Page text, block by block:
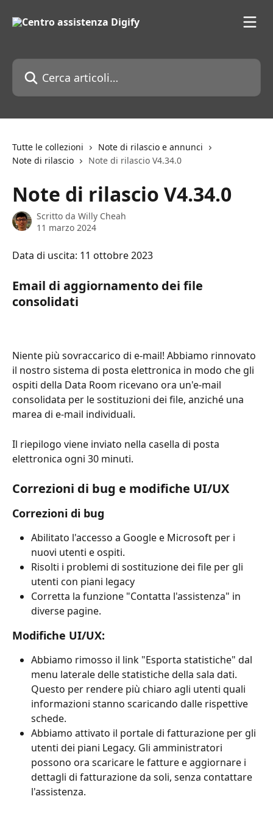
Cerca articoli…
Tutte le collezioni
Note di rilascio e annunci
Note di rilascio
Note di rilascio V4.34.0
Note di rilascio V4.34.0
Scritto da Willy Cheah
11 marzo 2024
Data di uscita: 11 ottobre 2023
Email di aggiornamento dei file
consolidati
Niente più sovraccarico di e-mail! Abbiamo rinnovato
il nostro sistema di posta elettronica in modo che gli
ospiti della Data Room ricevano ora un'e-mail
consolidata per le sostituzioni dei file, anziché una
marea di e-mail individuali.
Il riepilogo viene inviato nella casella di posta
elettronica ogni 30 minuti.
Correzioni di bug e modifiche UI/UX
Correzioni di bug
Abilitato l'accesso a Google e Microsoft per i
nuovi utenti e ospiti.
Risolti i problemi di sostituzione dei file per gli
utenti con piani legacy
Corretta la funzione "Contatta l'assistenza" in
diverse pagine.
Modifiche UI/UX:
Abbiamo rimosso il link "Esporta statistiche" dal
menu laterale delle statistiche della sala dati.
Questo per rendere più chiaro agli utenti quali
informazioni stanno scaricando dalle rispettive
schede.
Abbiamo attivato il portale di fatturazione per gli
utenti dei piani Legacy. Gli amministratori
possono ora scaricare le fatture e aggiornare i
dettagli di fatturazione da soli, senza contattare
l'assistenza.